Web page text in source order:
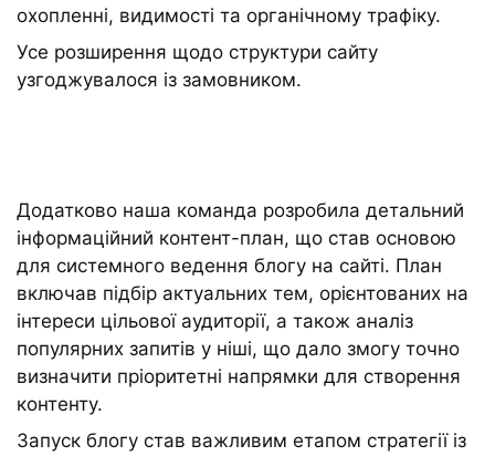
охопленні, видимості та органічному трафіку.
Усе розширення щодо структури сайту
узгоджувалося із замовником.
Додатково наша команда розробила детальний
інформаційний контент-план, що став основою
для системного ведення блогу на сайті. План
включав підбір актуальних тем, орієнтованих на
інтереси цільової аудиторії, а також аналіз
популярних запитів у ніші, що дало змогу точно
визначити пріоритетні напрямки для створення
контенту.
Запуск блогу став важливим етапом стратегії із